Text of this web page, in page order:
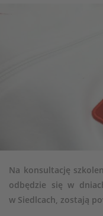
Na konsultację
odbędzie się w
w Siedlcach, zostają